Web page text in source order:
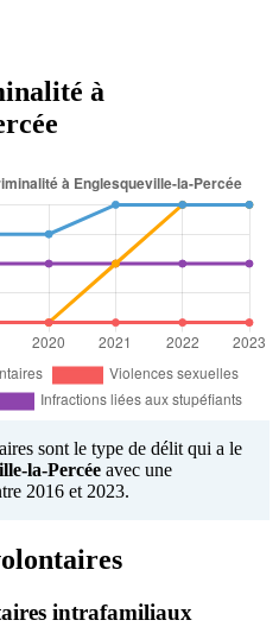
à
sont le type de délit qui a le
la-Percée avec une
2016 et 2023.
intrafamiliaux